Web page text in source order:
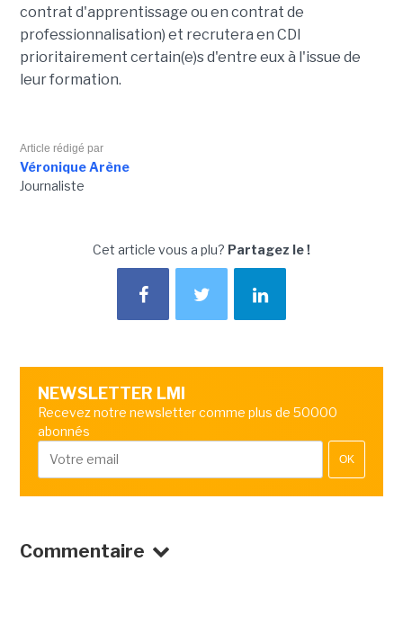
contrat d'apprentissage ou en contrat de
professionnalisation) et recrutera en CDI
prioritairement certain(e)s d'entre eux à l'issue de
leur formation.
Article rédigé par
Véronique Arène
Journaliste
Cet article vous a plu? Partagez le !
NEWSLETTER LMI
Recevez notre newsletter comme plus de 50000
abonnés
OK
Commentaire